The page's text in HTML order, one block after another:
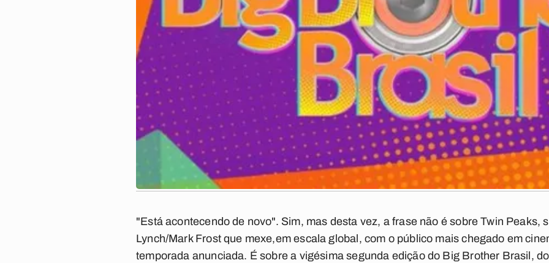
"Está acontecendo de novo". Sim, mas desta vez, a frase não é sobre Twin Peaks,
Lynch/Mark Frost que mexe,em escala global, com o público mais chegado em
temporada anunciada. É sobre a vigésima segunda edição do Big Brother Brasil,